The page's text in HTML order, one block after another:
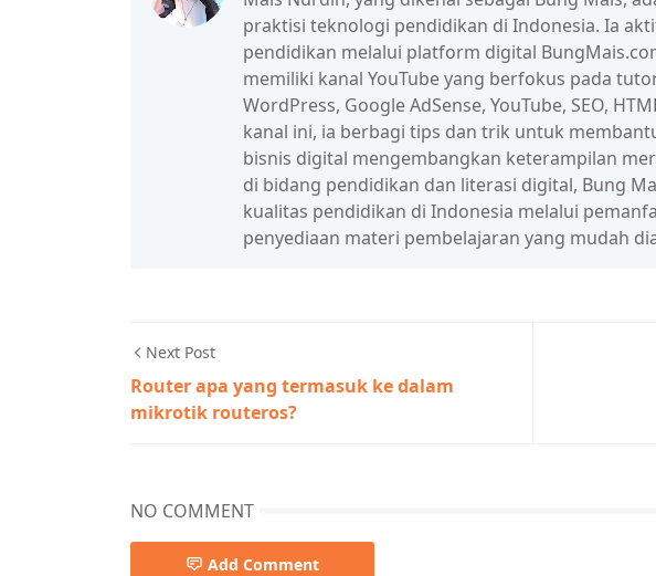
praktisi teknologi pendidikan di Indonesia. Ia
pendidikan melalui platform digital
memiliki kanal YouTube yang berfokus pada
WordPress, Google AdSense, YouTube, SEO,
kanal ini, ia berbagi tips dan trik untuk
bisnis digital mengembangkan keterampilan
di bidang pendidikan dan literasi digital, Bung
kualitas pendidikan di Indonesia melalui
penyediaan materi pembelajaran yang mudah
Next Post
Router apa yang termasuk ke dalam
mikrotik routeros?
NO COMMENT
Add Comment